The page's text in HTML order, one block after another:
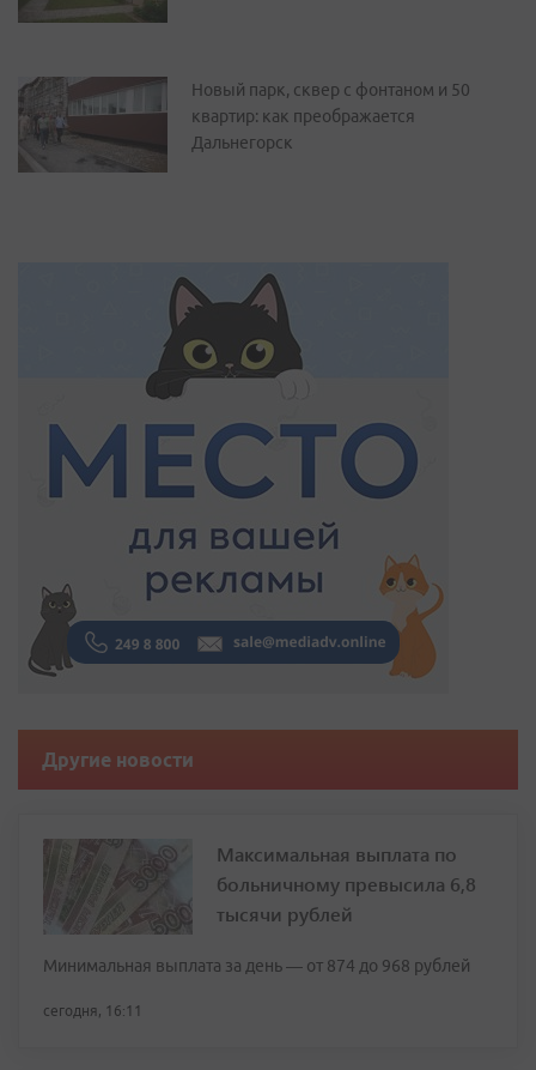
Новый парк, сквер с фонтаном и 50
квартир: как преображается
Дальнегорск
Другие новости
Максимальная выплата по
больничному превысила 6,8
тысячи рублей
Минимальная выплата за день — от 874 до 968 рублей
сегодня, 16:11